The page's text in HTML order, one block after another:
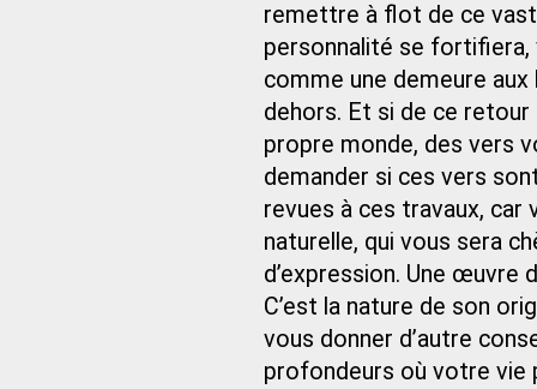
remettre à flot de ce
personnalité se
comme une demeure
dehors. Et si de ce
propre monde, des vers
demander si ces vers
revues à ces travaux, car
naturelle, qui vous sera
d’expression. Une œuvre
C’est la nature de son
vous donner d’autre
profondeurs où votre vie